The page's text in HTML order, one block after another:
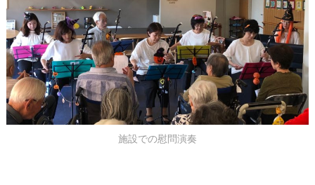
施設での慰問演奏